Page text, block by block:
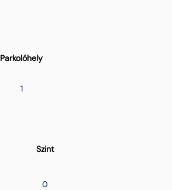
Parkolóhely
1
Szint
0